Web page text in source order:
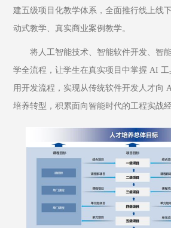
建五级项目化教学体系，全面推行线上线
动式教学、真实商业案例教学。
将人工智能技术、智能软件开发、智
学全流程，让学生在真实项目中掌握 AI
用开发流程，实现从传统软件开发人才向
培养转型，积累面向智能时代的工程实战经